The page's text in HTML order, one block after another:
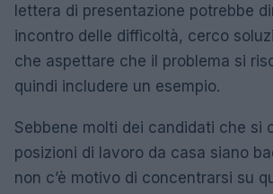
lettera di presentazione potrebbe
incontro delle difficoltà, cerco
che aspettare che il problema si
quindi includere un esempio.
Sebbene molti dei candidati che si
posizioni di lavoro da casa siano
non c’è motivo di concentrarsi su